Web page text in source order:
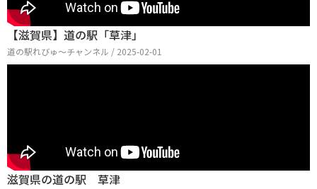
【滋賀県】道の駅「草津」
道の駅れびゅ〜チャンネル / 2025-02-01
滋賀県の道の駅 草津